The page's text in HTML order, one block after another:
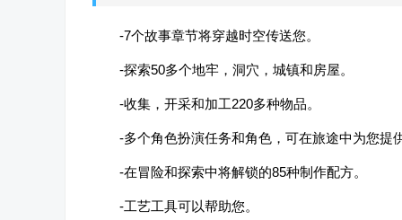
-7个故事章节将穿越时空传送您。
-探索50多个地牢，洞穴，城镇和房屋。
-收集，开采和加工220多种物品。
-多个角色扮演任务和角色，可在旅途中为您提
-在冒险和探索中将解锁的85种制作配方。
-工艺工具可以帮助您。